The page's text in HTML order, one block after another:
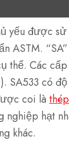
yếu được
ASTM.
thể. Các
SA533 có
coi là
hạt
khác.